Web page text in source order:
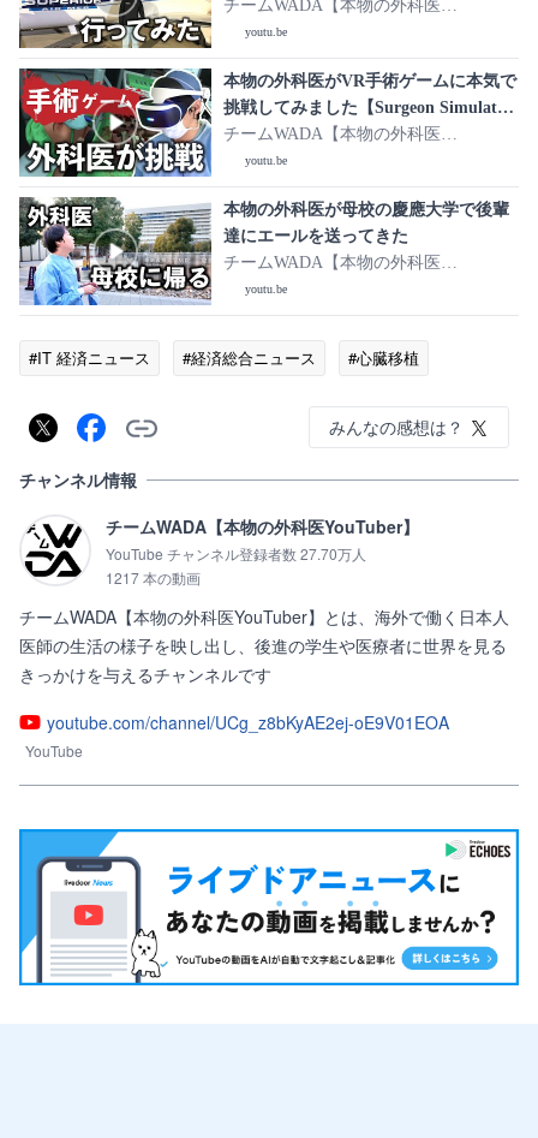
チームWADA【本物の外科医
YouTuber】
youtu.be
本物の外科医がVR手術ゲームに本気で
挑戦してみました【Surgeon Simulator
心臓移植ゲーム実況】
チームWADA【本物の外科医
YouTuber】
youtu.be
本物の外科医が母校の慶應大学で後輩
達にエールを送ってきた
チームWADA【本物の外科医
YouTuber】
youtu.be
#IT 経済ニュース #経済総合ニュース #心臓移植
みんなの感想は？
チャンネル情報
チームWADA【本物の外科医YouTuber】
YouTube チャンネル登録者数 27.70万人
1217 本の動画
チームWADA【本物の外科医YouTuber】とは、海外で働く日本人
医師の生活の様子を映し出し、後進の学生や医療者に世界を見る
きっかけを与えるチャンネルです
youtube.com/channel/UCg_z8bKyAE2ej-oE9V01EOA
YouTube